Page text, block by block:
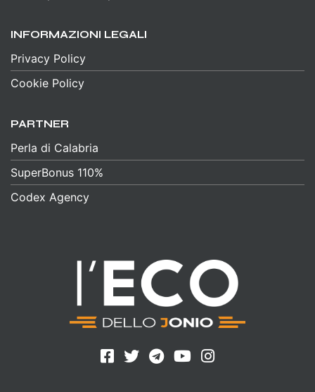
INFORMAZIONI LEGALI
Privacy Policy
Cookie Policy
PARTNER
Perla di Calabria
SuperBonus 110%
Codex Agency